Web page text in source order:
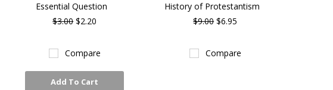
Essential Question
$3.00$2.20
Compare
Add To Cart
History of Protestantism
$9.00$6.95
Compare